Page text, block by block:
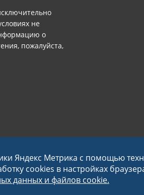
не
о
пожалуйста,
данных
Яндекс Метрика с помощью
cookies в настройках
данных и файлов cookie.